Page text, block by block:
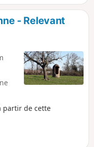
- Relevant
partir de cette